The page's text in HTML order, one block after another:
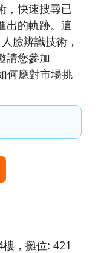
，快速搜尋已
出的軌跡。這
臉辨識技術，
請您參加
何應對市場挑
，攤位: 421